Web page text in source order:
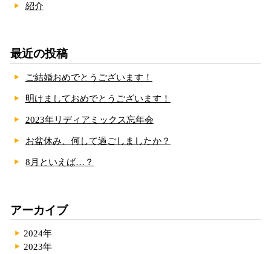
紹介
最近の投稿
ご結婚おめでとうございます！
明けましておめでとうございます！
2023年リディアミックス忘年会
お盆休み、何して過ごしましたか？
8月といえば…？
アーカイブ
2024年
2023年